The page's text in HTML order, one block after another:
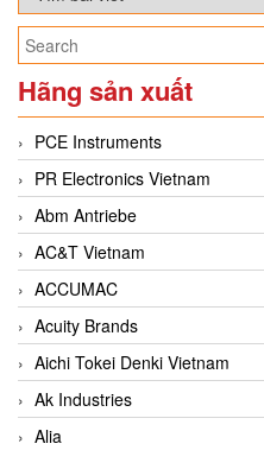
Hãng sản xuất
PCE Instruments
PR Electronics Vietnam
Abm Antriebe
AC&T Vietnam
ACCUMAC
Acuity Brands
Aichi Tokei Denki Vietnam
Ak Industries
Alia